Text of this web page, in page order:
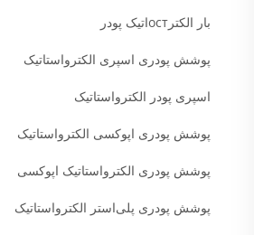
بار الکترостاتیک پودر
پوشش پودری اسپری الکترواستاتیک
اسپری پودر الکترواستاتیک
پوشش پودری اپوکسی الکترواستاتیک
پوشش پودری الکترواستاتیک اپوکسی
پوشش پودری پلی‌استر الکترواستاتیک